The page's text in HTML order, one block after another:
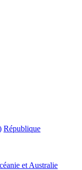
République
et Australie